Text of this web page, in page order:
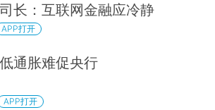
长：互联网金融应冷静
APP打开
通胀难促央行
APP打开